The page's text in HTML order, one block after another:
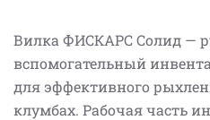
Вилка ФИСКАРС Солид —
вспомогательный
для эффективного
клумбах. Рабочая часть